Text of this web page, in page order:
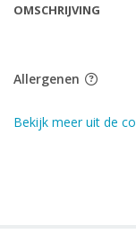
OMSCHRIJVING
Allergenen
Bekijk meer uit de